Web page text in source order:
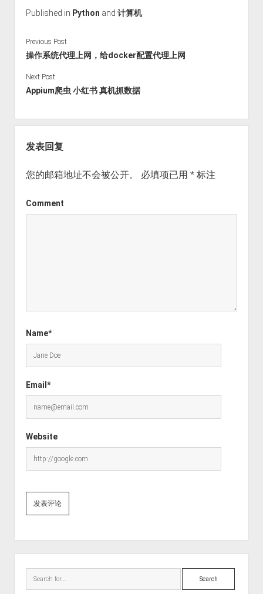
Published in Python and 计算机
Previous Post
操作系统代理上网，给docker配置代理上网
Next Post
Appium爬虫 小红书 真机抓数据
发表回复
您的邮箱地址不会被公开。 必填项已用 *标注
Comment
Name*
Email*
Website
Search